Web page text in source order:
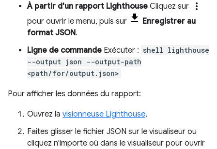
À partir d'un rapport Lighthouse Cliquez sur more_vert
pour ouvrir le menu, puis sur
Enregistrer au
format JSON.
Ligne de commande Exécuter : shell lighthouse
--output json --output-path
<path/for/output.json>
Pour afficher les données du rapport:
Ouvrez la visionneuse Lighthouse.
Faites glisser le fichier JSON sur le visualiseur ou
cliquez n'importe où dans le visualiseur pour ouvrir